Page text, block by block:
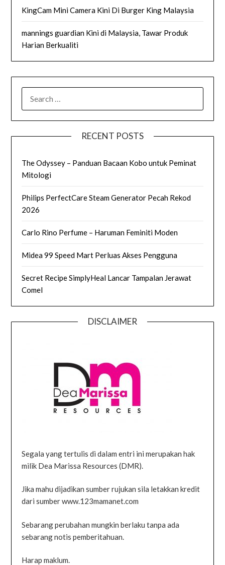
KingCam Mini Camera Kini Di Burger King Malaysia
mannings guardian Kini di Malaysia, Tawar Produk
Harian Berkualiti
FOR:
RECENT POSTS
The Odyssey – Panduan Bacaan Kobo untuk Peminat
Mitologi
Philips PerfectCare Steam Generator Pecah Rekod
2026
Carlo Rino Perfume – Haruman Feminiti Moden
Midea 99 Speed Mart Perluas Akses Pengguna
Secret Recipe SimplyHeal Lancar Tampalan Jerawat
Comel
DISCLAIMER
Segala yang tertulis di dalam entri ini merupakan hak
milik Dea Marissa Resources (DMR).
Jika mahu dijadikan sumber rujukan sila letakkan kredit
dari sumber www.123mamanet.com
Sebarang perubahan mungkin berlaku tanpa ada
sebarang notis pemberitahuan.
Harap maklum.